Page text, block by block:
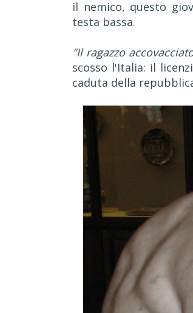
il nemico, questo
testa bassa.
"Il ragazzo
scosso l'Italia: il
caduta della